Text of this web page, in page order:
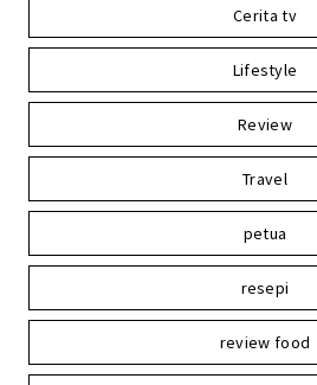
Cerita tv
Lifestyle
Review
Travel
petua
resepi
review food